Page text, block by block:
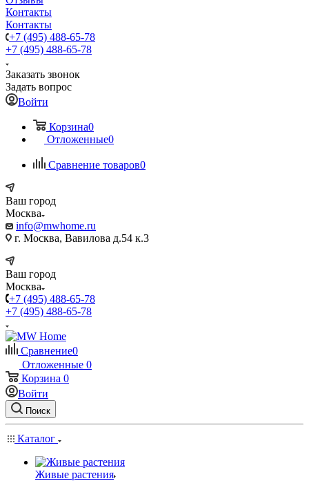
Контакты
Контакты
+7 (495) 488-65-78
+7 (495) 488-65-78
Заказать звонок
Задать вопрос
Войти
Корзина0
Отложенные0
Сравнение товаров0
Ваш город
Москва
info@mwhome.ru
г. Москва, Вавилова д.54 к.3
Ваш город
Москва
+7 (495) 488-65-78
+7 (495) 488-65-78
Сравнение0
Отложенные 0
Корзина 0
Войти
Поиск
Каталог
Живые растения